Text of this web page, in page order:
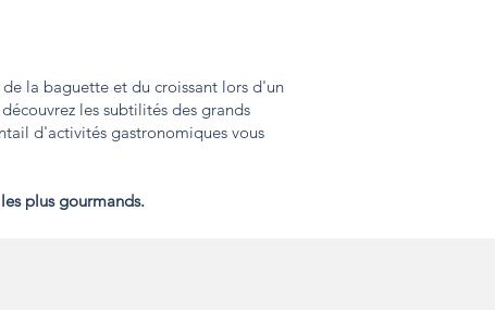
la baguette et du croissant lors d'un
les subtilités des grands
d'activités gastronomiques vous
plus gourmands.